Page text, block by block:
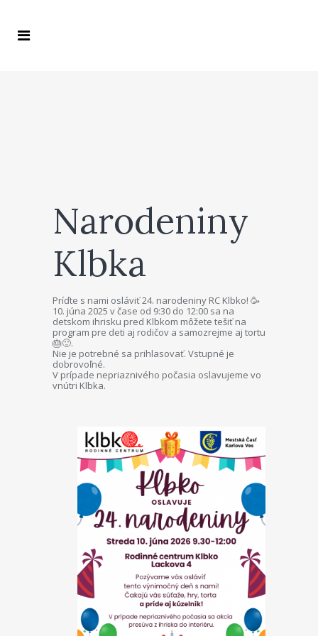
Narodeniny
Klbka
Príďte s nami osláviť 24. narodeniny RC Klbko! 🥳
10. júna 2025 v čase od 9:30 do 12:00 sa na
detskom ihrisku pred Klbkom môžete tešiť na
program pre deti aj rodičov a samozrejme aj tortu
🎂🙂.
Nie je potrebné sa prihlasovať. Vstupné je
dobrovoľné.
V prípade nepriaznivého počasia oslavujeme vo
vnútri Klbka.